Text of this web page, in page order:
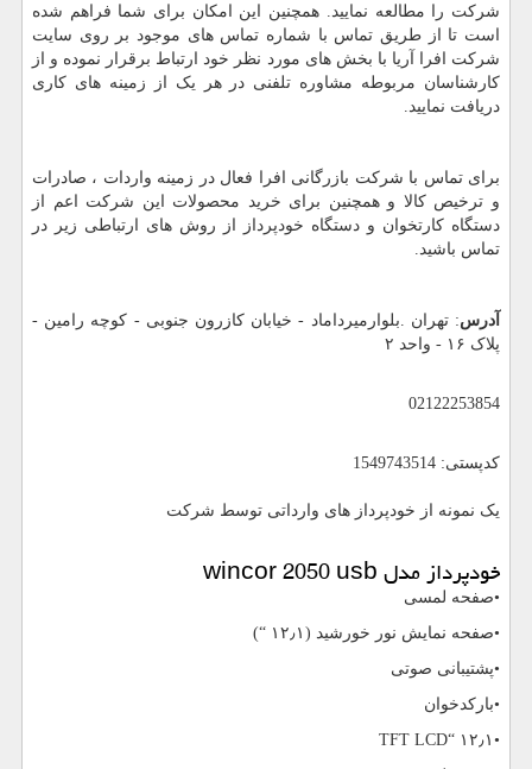
شرکت را مطالعه نمایید. همچنین این امکان برای شما فراهم شده
است تا از طریق تماس با شماره تماس های موجود بر روی سایت
شرکت افرا آریا با بخش های مورد نظر خود ارتباط برقرار نموده و از
کارشناسان مربوطه مشاوره تلفنی در هر یک از زمینه های کاری
دریافت نمایید.
برای تماس با شرکت بازرگانی افرا فعال در زمینه واردات ، صادرات
و ترخیص کالا و همچنین برای خرید محصولات این شرکت اعم از
دستگاه کارتخوان و دستگاه خودپرداز از روش های ارتباطی زیر در
تماس باشید.
آدرس: تهران .بلوارمیرداماد - خیابان کازرون جنوبی - کوچه رامین -
پلاک ۱۶ - واحد ۲
02122253854
کدپستی: 1549743514
یک نمونه از خودپرداز های وارداتی توسط شرکت
خودپرداز مدلwincor 2050 usb
•صفحه لمسی
•صفحه نمایش نور خورشید (۱۲٫۱ “)
•پشتیبانی صوتی
•بارکدخوان
•۱۲٫۱ “
TFT LCD